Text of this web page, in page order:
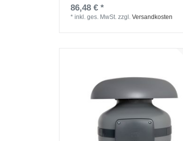
86,48 € *
*inkl. ges. MwSt. zzgl.Versandkosten